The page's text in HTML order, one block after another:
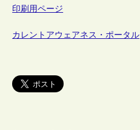
印刷用ページ
カレントアウェアネス・ポータル